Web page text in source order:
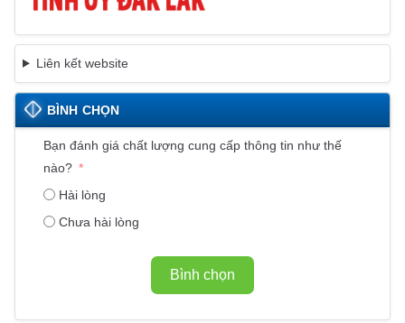
Liên kết website
BÌNH CHỌN
Bạn đánh giá chất lượng cung cấp thông tin như thế
nào?
Hài lòng
Chưa hài lòng
Bình chọn